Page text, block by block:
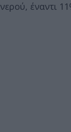
νερού, έναντι